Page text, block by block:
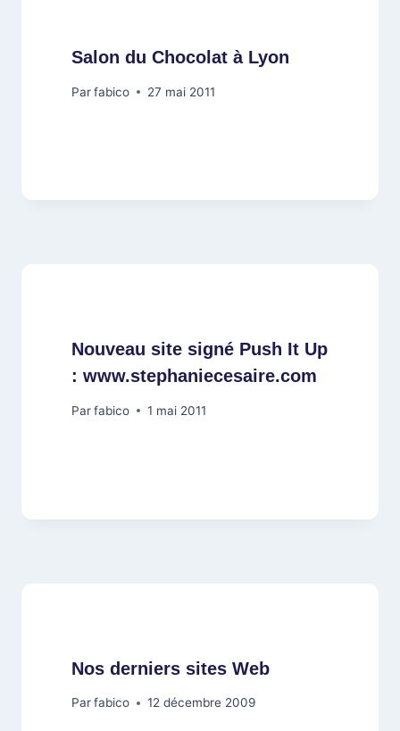
Salon du Chocolat à Lyon
Parfabico 27 mai 2011
Nouveau site signé Push It Up
: www.stephaniecesaire.com
Parfabico 1 mai 2011
Nos derniers sites Web
Parfabico 12 décembre 2009